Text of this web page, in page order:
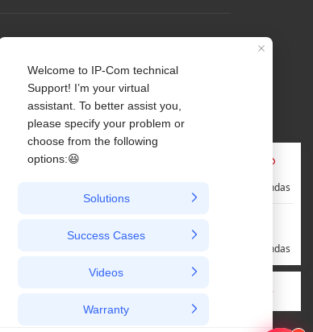
Contate-nos
Sobre Nós
Notícia
Pré-vendas
Pós-vendas